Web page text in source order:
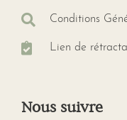
Conditions
Lien de
Nous suivre